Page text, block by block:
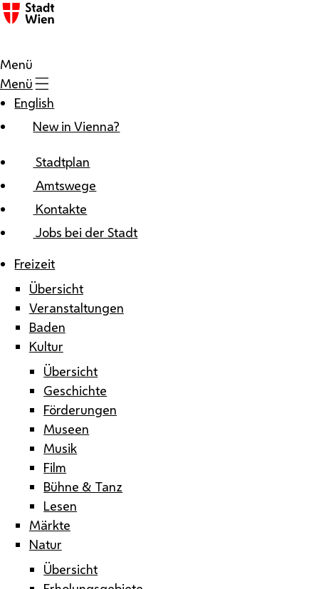
Zum Inhalt
Menü
Menü
English
New in Vienna?
Stadtplan
Amtswege
Kontakte
Jobs bei der Stadt
Freizeit
Übersicht
Veranstaltungen
Baden
Kultur
Übersicht
Geschichte
Förderungen
Museen
Musik
Film
Bühne & Tanz
Lesen
Märkte
Natur
Übersicht